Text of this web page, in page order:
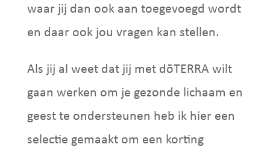
waar jij dan ook aan toegevoegd wordt
en daar ook jou vragen kan stellen.
Als jij al weet dat jij met dōTERRAwilt
gaan werken om je gezonde lichaam en
geest te ondersteunen heb ik hier een
selectie gemaakt om een korting